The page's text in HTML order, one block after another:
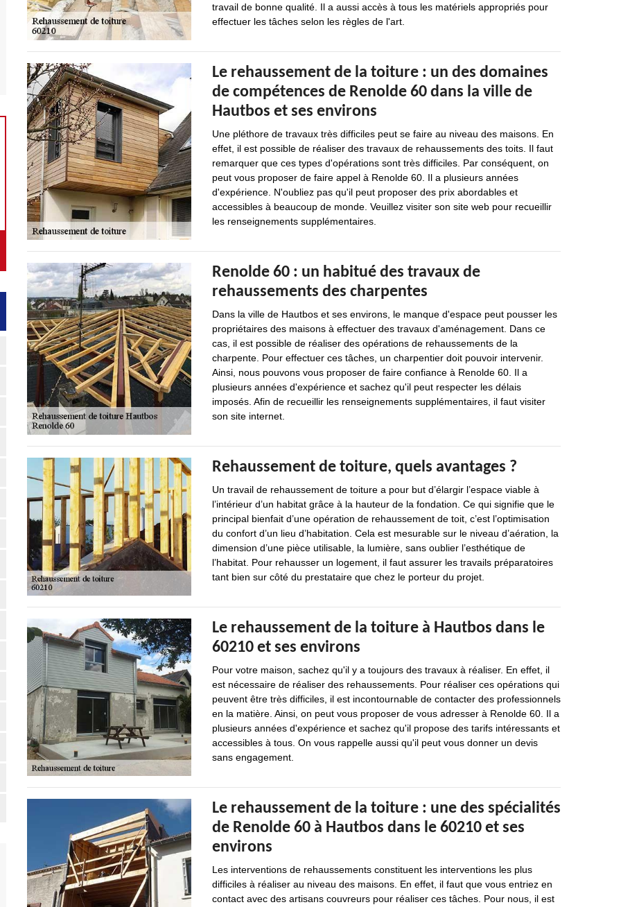
travail de bonne qualité. Il a aussi accès à tous les matériels appropriés pour
effectuer les tâches selon les règles de l'art.
Le rehaussement de la toiture : un des domaines
de compétences de Renolde 60 dans la ville de
Hautbos et ses environs
Une pléthore de travaux très difficiles peut se faire au niveau des maisons. En
effet, il est possible de réaliser des travaux de rehaussements des toits. Il faut
remarquer que ces types d'opérations sont très difficiles. Par conséquent, on
peut vous proposer de faire appel à Renolde 60. Il a plusieurs années
d'expérience. N'oubliez pas qu'il peut proposer des prix abordables et
accessibles à beaucoup de monde. Veuillez visiter son site web pour recueillir
les renseignements supplémentaires.
Renolde 60 : un habitué des travaux de
rehaussements des charpentes
Dans la ville de Hautbos et ses environs, le manque d'espace peut pousser les
propriétaires des maisons à effectuer des travaux d'aménagement. Dans ce
cas, il est possible de réaliser des opérations de rehaussements de la
charpente. Pour effectuer ces tâches, un charpentier doit pouvoir intervenir.
Ainsi, nous pouvons vous proposer de faire confiance à Renolde 60. Il a
plusieurs années d'expérience et sachez qu'il peut respecter les délais
imposés. Afin de recueillir les renseignements supplémentaires, il faut visiter
son site internet.
Rehaussement de toiture, quels avantages ?
Un travail de rehaussement de toiture a pour but d’élargir l’espace viable à
l’intérieur d’un habitat grâce à la hauteur de la fondation. Ce qui signifie que le
principal bienfait d’une opération de rehaussement de toit, c’est l’optimisation
du confort d’un lieu d’habitation. Cela est mesurable sur le niveau d’aération, la
dimension d’une pièce utilisable, la lumière, sans oublier l’esthétique de
l’habitat. Pour rehausser un logement, il faut assurer les travails préparatoires
tant bien sur côté du prestataire que chez le porteur du projet.
Le rehaussement de la toiture à Hautbos dans le
60210 et ses environs
Pour votre maison, sachez qu'il y a toujours des travaux à réaliser. En effet, il
est nécessaire de réaliser des rehaussements. Pour réaliser ces opérations qui
peuvent être très difficiles, il est incontournable de contacter des professionnels
en la matière. Ainsi, on peut vous proposer de vous adresser à Renolde 60. Il a
plusieurs années d'expérience et sachez qu'il propose des tarifs intéressants et
accessibles à tous. On vous rappelle aussi qu'il peut vous donner un devis
sans engagement.
Le rehaussement de la toiture : une des spécialités
de Renolde 60 à Hautbos dans le 60210 et ses
environs
Les interventions de rehaussements constituent les interventions les plus
difficiles à réaliser au niveau des maisons. En effet, il faut que vous entriez en
contact avec des artisans couvreurs pour réaliser ces tâches. Pour nous, il est